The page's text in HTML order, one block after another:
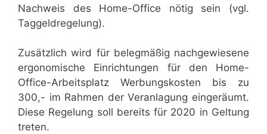
Nachweis des Home-Office nötig sein (vgl.
Taggeldregelung).
Zusätzlich wird für belegmäßig nachgewiesene
ergonomische Einrichtungen für den Home-
Office-Arbeitsplatz Werbungskosten bis zu
300,- im Rahmen der Veranlagung eingeräumt.
Diese Regelung soll bereits für 2020 in Geltung
treten.